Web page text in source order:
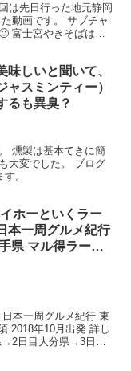
は先日行った地元静岡
動画です。 サブチャ
富士宮やきそばはも
味しいと聞いて、
ャスミンティー）
るも異臭？
燻製は基本てきに簡
大変でした。 ブログ
。
ホーといくラー
本一周グルメ紀行
県 マル得ラーメ
本一周グルメ紀行 東
2018年10月出発 詳し
→2日目大分県→3日目